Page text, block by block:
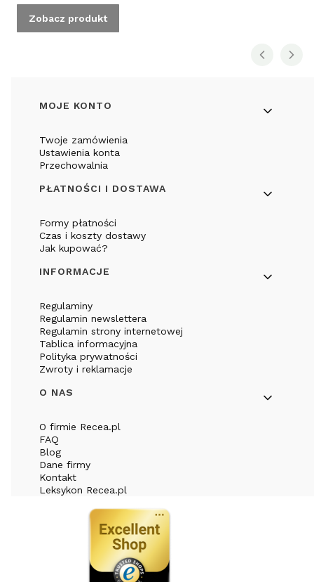
Zobacz produkt
Linki w stopce
MOJE KONTO
Twoje zamówienia
Ustawienia konta
Przechowalnia
PŁATNOŚCI I DOSTAWA
Formy płatności
Czas i koszty dostawy
Jak kupować?
INFORMACJE
Regulaminy
Regulamin newslettera
Regulamin strony internetowej
Tablica informacyjna
Polityka prywatności
Zwroty i reklamacje
O NAS
O firmie Recea.pl
FAQ
Blog
Dane firmy
Kontakt
Leksykon Recea.pl